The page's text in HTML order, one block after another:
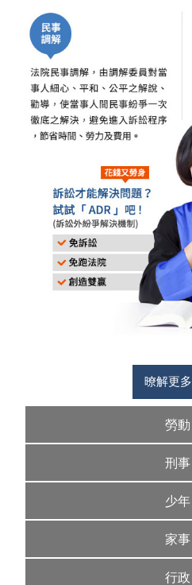
暸解更多
勞動
刑事
少年
家事
行政